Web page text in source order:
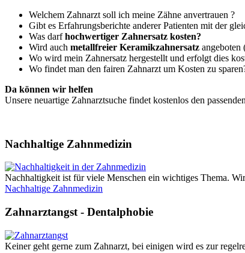
Welchem Zahnarzt soll ich meine Zähne anvertrauen ?
Gibt es Erfahrungsberichte anderer Patienten mit der
Was darfhochwertiger Zahnersatz kosten?
Wird auch metallfreier Keramikzahnersatz angeboten
Wo wird mein Zahnersatz hergestellt und erfolgt dies
Wo findet man den fairen Zahnarzt um Kosten zu
Da können wir helfen
Unsere neuartige Zahnarztsuche findet kostenlos den passenden
Nachhaltige Zahnmedizin
Nachhaltigkeit ist für viele Menschen ein wichtiges Thema.
Nachhaltige Zahnmedizin
Zahnarztangst - Dentalphobie
Keiner geht gerne zum Zahnarzt, bei einigen wird es zur